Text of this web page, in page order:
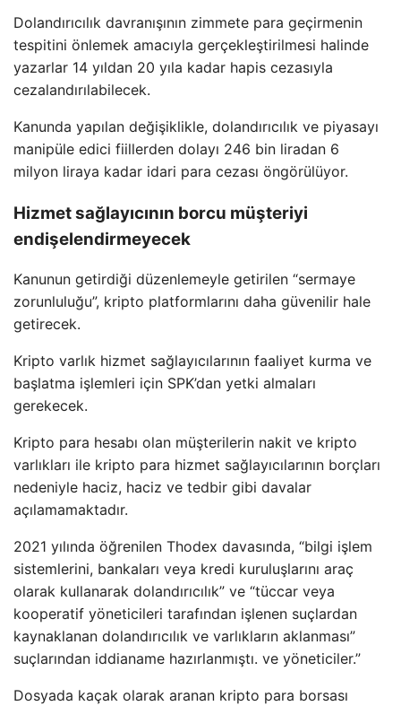
Dolandırıcılık davranışının zimmete para geçirmenin
tespitini önlemek amacıyla gerçekleştirilmesi halinde
yazarlar 14 yıldan 20 yıla kadar hapis cezasıyla
cezalandırılabilecek.
Kanunda yapılan değişiklikle, dolandırıcılık ve piyasayı
manipüle edici fiillerden dolayı 246 bin liradan 6
milyon liraya kadar idari para cezası öngörülüyor.
Hizmet sağlayıcının borcu müşteriyi
endişelendirmeyecek
Kanunun getirdiği düzenlemeyle getirilen “sermaye
zorunluluğu”, kripto platformlarını daha güvenilir hale
getirecek.
Kripto varlık hizmet sağlayıcılarının faaliyet kurma ve
başlatma işlemleri için SPK’dan yetki almaları
gerekecek.
Kripto para hesabı olan müşterilerin nakit ve kripto
varlıkları ile kripto para hizmet sağlayıcılarının borçları
nedeniyle haciz, haciz ve tedbir gibi davalar
açılamamaktadır.
2021 yılında öğrenilen Thodex davasında, “bilgi işlem
sistemlerini, bankaları veya kredi kuruluşlarını araç
olarak kullanarak dolandırıcılık” ve “tüccar veya
kooperatif yöneticileri tarafından işlenen suçlardan
kaynaklanan dolandırıcılık ve varlıkların aklanması”
suçlarından iddianame hazırlanmıştı. ve yöneticiler.”
Dosyada kaçak olarak aranan kripto para borsası